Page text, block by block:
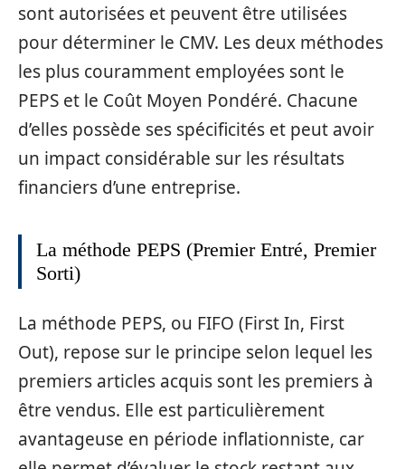
sont autorisées et peuvent être utilisées
pour déterminer le CMV. Les deux méthodes
les plus couramment employées sont le
PEPS et le Coût Moyen Pondéré. Chacune
d’elles possède ses spécificités et peut avoir
un impact considérable sur les résultats
financiers d’une entreprise.
La méthode PEPS (Premier Entré, Premier
Sorti)
La méthode PEPS, ou FIFO (First In, First
Out), repose sur le principe selon lequel les
premiers articles acquis sont les premiers à
être vendus. Elle est particulièrement
avantageuse en période inflationniste, car